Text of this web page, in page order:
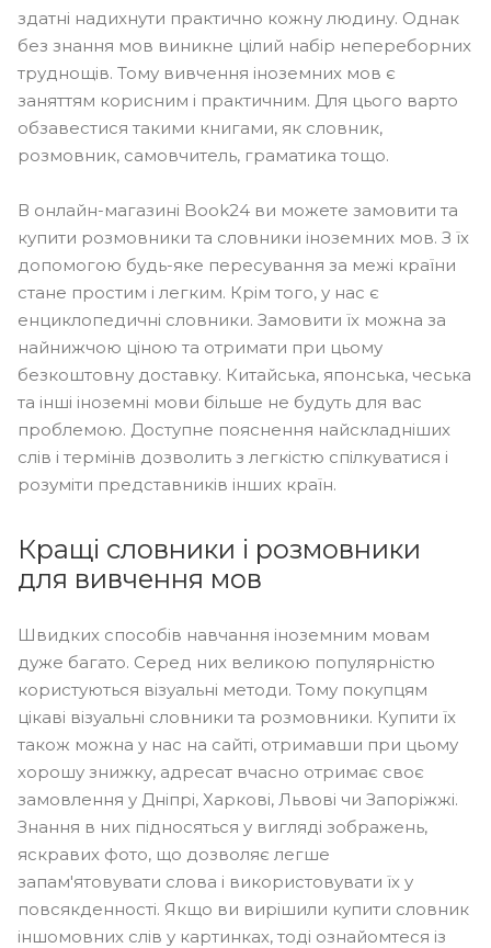
здатні надихнути практично кожну людину. Однак
без знання мов виникне цілий набір непереборних
труднощів. Тому вивчення іноземних мов є
заняттям корисним і практичним. Для цього варто
обзавестися такими книгами, як словник,
розмовник, самовчитель, граматика тощо.
В онлайн-магазині Book24 ви можете замовити та
купити розмовники та словники іноземних мов. З їх
допомогою будь-яке пересування за межі країни
стане простим і легким. Крім того, у нас є
енциклопедичні словники. Замовити їх можна за
найнижчою ціною та отримати при цьому
безкоштовну доставку. Китайська, японська, чеська
та інші іноземні мови більше не будуть для вас
проблемою. Доступне пояснення найскладніших
слів і термінів дозволить з легкістю спілкуватися і
розуміти представників інших країн.
Кращі словники і розмовники
для вивчення мов
Швидких способів навчання іноземним мовам
дуже багато. Серед них великою популярністю
користуються візуальні методи. Тому покупцям
цікаві візуальні словники та розмовники. Купити їх
також можна у нас на сайті, отримавши при цьому
хорошу знижку, адресат вчасно отримає своє
замовлення у Дніпрі, Харкові, Львові чи Запоріжжі.
Знання в них підносяться у вигляді зображень,
яскравих фото, що дозволяє легше
запам'ятовувати слова і використовувати їх у
повсякденності. Якщо ви вирішили купити словник
іншомовних слів у картинках, тоді ознайомтеся із